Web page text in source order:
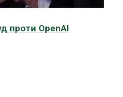
проти OpenAI